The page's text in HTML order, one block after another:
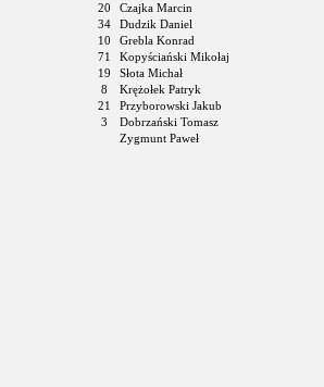
20
Czajka Marcin
34
Dudzik Daniel
10
Grebla Konrad
71
Kopyściański Mikołaj
19
Słota Michał
8
Krężołek Patryk
21
Przyborowski Jakub
3
Dobrzański Tomasz
Zygmunt Paweł